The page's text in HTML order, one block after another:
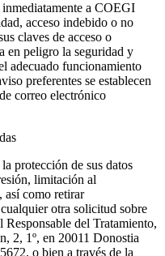
a COEGI
acceso indebido o no
claves de acceso o
en peligro la seguridad y
adecuado funcionamiento
preferentes se establecen
correo electrónico
protección de sus datos
limitación al
así como retirar
otra solicitud sobre
Responsable del Tratamiento,
2, 1º, en 20011 Donostia
o bien a través de la